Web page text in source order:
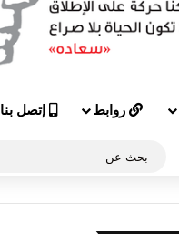
روابط إتصل بنا